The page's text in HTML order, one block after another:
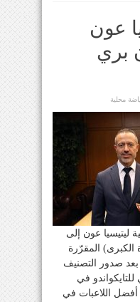
عون
بري
محلية
ليتيسيا عون إلى
الكبرى) المقرّرة
بعد صدور التصنيف
للتايكواندو في
اللاعبات في